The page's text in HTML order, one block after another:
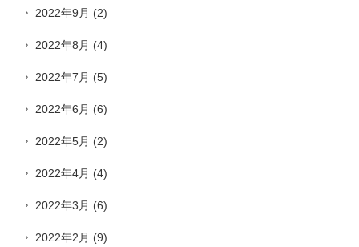
2022年9月 (2)
2022年8月 (4)
2022年7月 (5)
2022年6月 (6)
2022年5月 (2)
2022年4月 (4)
2022年3月 (6)
2022年2月 (9)